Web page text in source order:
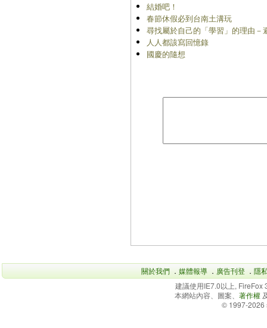
結婚吧！
春節休假必到台南土溝玩
尋找屬於自己的「學習」的理由
人人都該寫回憶錄
國慶的隨想
關於我們 ． 媒體報導 ． 廣告刊登 ． 隱
建議使用IE7.0以上,
本網站內容、圖案、 著作權
© 1997-2026